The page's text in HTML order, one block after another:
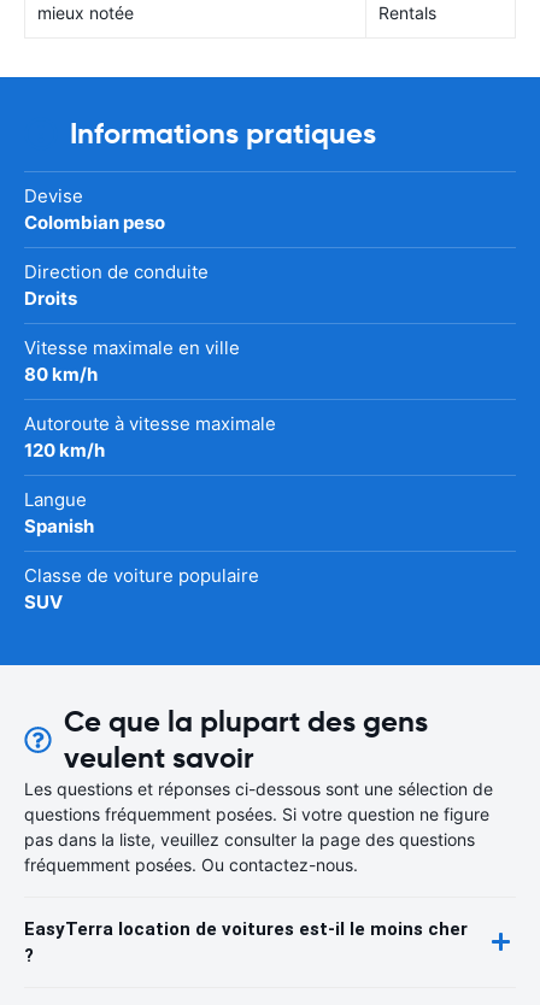
mieux notée
Rentals
Informations pratiques
Devise
Colombian peso
Direction de conduite
Droits
Vitesse maximale en ville
80 km/h
Autoroute à vitesse maximale
120 km/h
Langue
Spanish
Classe de voiture populaire
SUV
Ce que la plupart des gens
veulent savoir
Les questions et réponses ci-dessous sont une sélection de
questions fréquemment posées. Si votre question ne figure
pas dans la liste, veuillez consulter la page des questions
fréquemment posées. Ou contactez-nous.
EasyTerra location de voitures est-il le moins cher
?